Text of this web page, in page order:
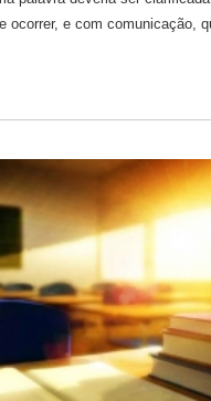
ocorrer, e com comunicação,